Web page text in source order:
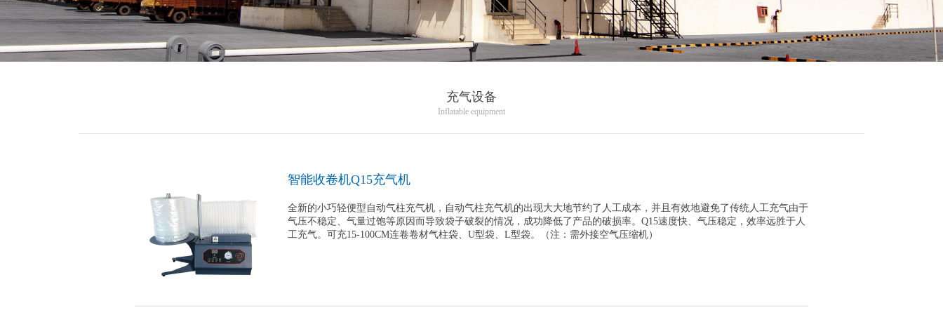
充气设备
Inflatable equipment
智能收卷机Q15充气机
全新的小巧轻便型自动气柱充气机，自动气柱充气机的出现大大地节约了人工成本，并且有效地避免了传统人工充气由于
气压不稳定、气量过饱等原因而导致袋子破裂的情况，成功降低了产品的破损率。Q15速度快、气压稳定，效率远胜于人
工充气。可充15-100CM连卷卷材气柱袋、U型袋、L型袋。（注：需外接空气压缩机）